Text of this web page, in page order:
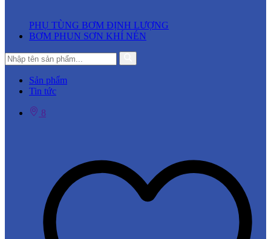
PHỤ TÙNG BƠM ĐỊNH LƯỢNG
BƠM PHUN SƠN KHÍ NÉN
Sản phẩm
Tin tức
8